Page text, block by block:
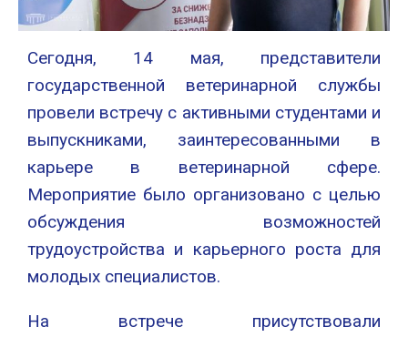
Сегодня, 14 мая, представители
государственной ветеринарной службы
провели встречу с активными студентами и
выпускниками, заинтересованными в
карьере в ветеринарной сфере.
Мероприятие было организовано с целью
обсуждения возможностей
трудоустройства и карьерного роста для
молодых специалистов.
На встрече присутствовали